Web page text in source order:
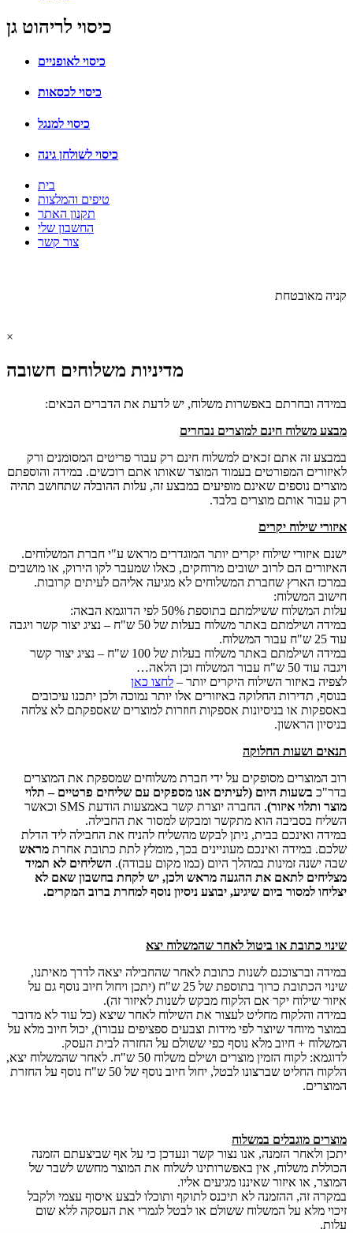
כיסוי לריהוט גן
כיסוי לאופניים
כיסוי לכסאות
כיסוי למנגל
כיסוי לשולחן גינה
בית
טיפים והמלצות
תקנון האתר
החשבון שלי
צור קשר
קניה מאובטחת
×
מדיניות משלוחים חשובה
במידה ובחרתם באפשרות משלוח, יש לדעת את הדברים הבאים:
מבצע משלוח חינם למוצרים נבחרים
במבצע זה אתם זכאים למשלוח חינם רק עבור פריטים המסומנים ורק
לאיזורים המפורטים בעמוד המוצר שאותו אתם רוכשים. במידה והוספתם
מוצרים נוספים שאינם מופיעים במבצע זה, עלות ההובלה שתחושב תהיה
רק עבור אותם מוצרים בלבד.
איזורי שילוח יקרים
ישנם איזורי שילוח יקרים יותר המוגדרים מראש ע"י חברת המשלוחים.
האיזורים הם לרוב ישובים מרוחקים, כאלו שמעבר לקו הירוק, או מושבים
במרכז הארץ שחברת המשלוחים לא מגיעה אליהם לעיתים קרובות.
חישוב המשלוח:
עלות המשלוח ששילמתם בתוספת 50% לפי הדוגמא הבאה:
במידה ושילמתם באתר משלוח בעלות של 50 ש"ח – נציג יצור קשר ויגבה
עוד 25 ש"ח עבור המשלוח.
במידה ושילמתם באתר משלוח בעלות של 100 ש"ח – נציג יצור קשר
ויגבה עוד 50 ש"ח עבור המשלוח וכן הלאה…
לצפיה באיזור השילוח היקרים יותר – לחצו כאן
בנוסף, תדירות החלוקה באיזורים אלו יותר נמוכה ולכן יתכנו עיכובים
באספקות או בניסיונות אספקות חוזרות למוצרים שאספקתם לא צלחה
בניסיון הראשון.
תנאים ושעות החלוקה
רוב המוצרים מסופקים על ידי חברת משלוחים שמספקת את המוצרים
בדר"כ בשעות היום (לעיתים אנו מספקים עם שליחים פרטיים – תלוי
מוצר ותלוי איזור)
. החברה יוצרת קשר באמצעות הודעת SMS וכאשר
השליח בסביבה הוא מתקשר ומבקש למסור את החבילה.
במידה ואינכם בבית, ניתן לבקש מהשליח להניח את החבילה ליד הדלת
שלכם. במידה ואינכם מעוניינים בכך, מומלץ לתת כתובת אחרת מראש
שבה ישנה זמינות במהלך היום (כמו מקום עבודה). השליחים לא תמיד
מצליחים לתאם את ההגעה מראש ולכן, יש לקחת בחשבון שאם לא
יצליחו למסור ביום שיגיע, יבוצע ניסיון נוסף למחרת ברוב המקרים.
שינוי כתובת או ביטול לאחר שהמשלוח יצא
במידה וברצוכנם לשנות כתובת לאחר שהחבילה יצאה לדרך מאיתנו,
שינוי הכתובת כרוך בתוספת של 25 ש"ח (יתכן ויחול חיוב נוסף גם על
איזור שילוח יקר אם הלקוח מבקש לשנות לאיזור זה).
במידה והלקוח מחליט לעצור את השילוח לאחר שיצא (כל עוד לא מדובר
במוצר מיוחד שיוצר לפי מידות וצבעים ספציפים עבורו), יכול חיוב מלא על
המשלוח + חיוב מלא נוסף כפי ששולם על החזרה לבית העסק.
לדוגמא: לקוח הזמין מוצרים ושילם משלוח 50 ש"ח. לאחר שהמשלוח יצא,
הלקוח החליט שברצונו לבטל, יחול חיוב נוסף של 50 ש"ח נוסף על החזרת
המוצרים.
מוצרים מוגבלים במשלוח
יתכן ולאחר הזמנה, אנו נצור קשר ונעדכן כי על אף שביצעתם הזמנה
הכוללת משלוח, אין באפשרותינו לשלוח את המוצר מחשש לשבר של
המוצר, או איזור שאיננו מגיעים אליו.
במקרה זה, ההזמנה לא תיכנס לתוקף ותוכלו לבצע איסוף עצמי ולקבל
זיכוי מלא על המשלוח ששולם או לבטל לגמרי את העסקה ללא שום
עלות.